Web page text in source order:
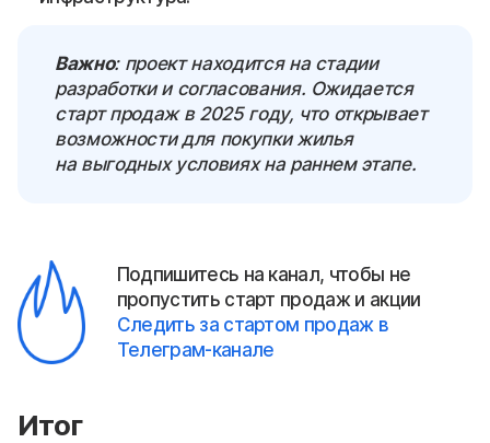
Важно: проект находится на стадии
разработки и согласования. Ожидается
старт продаж в 2025 году, что открывает
возможности для покупки жилья
на выгодных условиях на раннем этапе.
Подпишитесь на канал, чтобы не
пропустить старт продаж и акции
Следить за стартом продаж в
Телеграм-канале
Итог